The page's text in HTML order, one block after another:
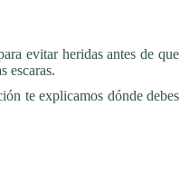
evitar heridas antes de que
escaras.
te explicamos dónde debes